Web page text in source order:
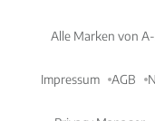
von Leichtigkeit
überwiegend aus
Alle Marken von
Impressum AGB